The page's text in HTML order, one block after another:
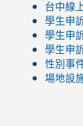
台中線
學生申
學生申
學生申
性別事
場地設